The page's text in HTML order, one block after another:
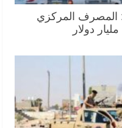
المصرف المركزي